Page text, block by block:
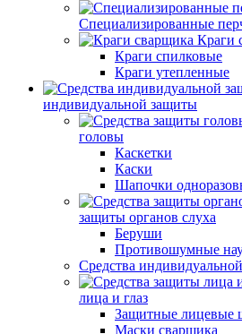
Специализированные
Краги
Краги спилковые
Краги утепленные
индивидуальной защиты
головы
Каскетки
Каски
Шапочки
защиты органов слуха
Беруши
Противошумные
Средства
лица и глаз
Защитные лицевые
Маски сварщика